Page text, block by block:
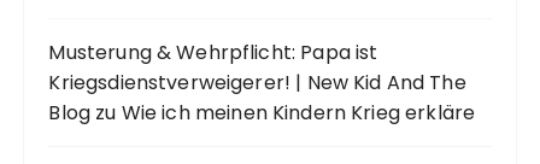
Musterung & Wehrpflicht: Papa ist
Kriegsdienstverweigerer! | New Kid And The
Blog zu Wie ich meinen Kindern Krieg erkläre